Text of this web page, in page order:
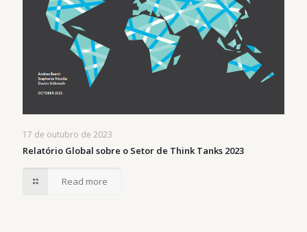
17 de outubro de 2023
Relatório Global sobre o Setor de Think Tanks 2023
Read more